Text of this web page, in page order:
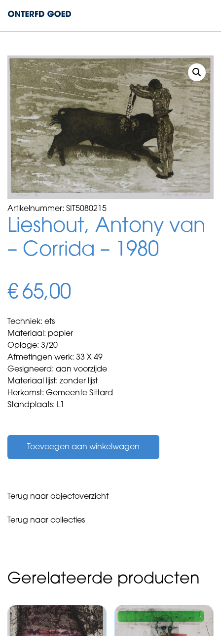
Artikelnummer: SIT5080215
Lieshout, Antony van
– Corrida – 1980
€ 65,00
Techniek: ets
Materiaal: papier
Oplage: 3/20
Afmetingen werk: 33 X 49
Gesigneerd: aan voorzijde
Materiaal lijst: zonder lijst
Herkomst: Gemeente Sittard
Standplaats: L1
Antony
-
1980
Toevoegen aan winkelwagen
Terug naar objectoverzicht
Terug naar collecties
Gerelateerde producten